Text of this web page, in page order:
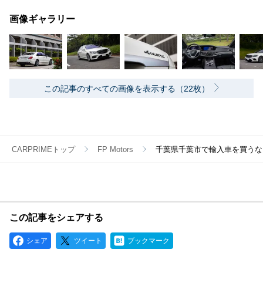
画像ギャラリー
この記事のすべての画像を表示する（22枚）
CARPRIMEトップ FP Motors 千葉県千葉市で輸入車を買う
この記事をシェアする
シェア ツイート ブックマーク